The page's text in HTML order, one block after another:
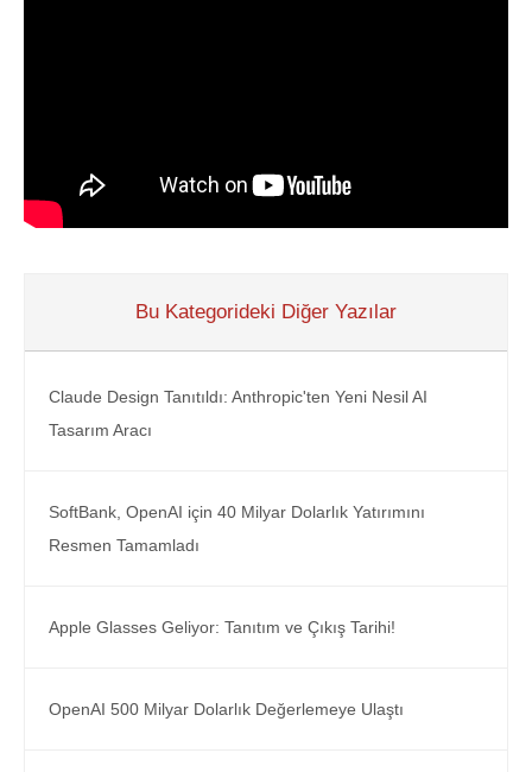
Bu Kategorideki Diğer Yazılar
Claude Design Tanıtıldı: Anthropic'ten Yeni Nesil AI
Tasarım Aracı
SoftBank, OpenAI için 40 Milyar Dolarlık Yatırımını
Resmen Tamamladı
Apple Glasses Geliyor: Tanıtım ve Çıkış Tarihi!
OpenAI 500 Milyar Dolarlık Değerlemeye Ulaştı